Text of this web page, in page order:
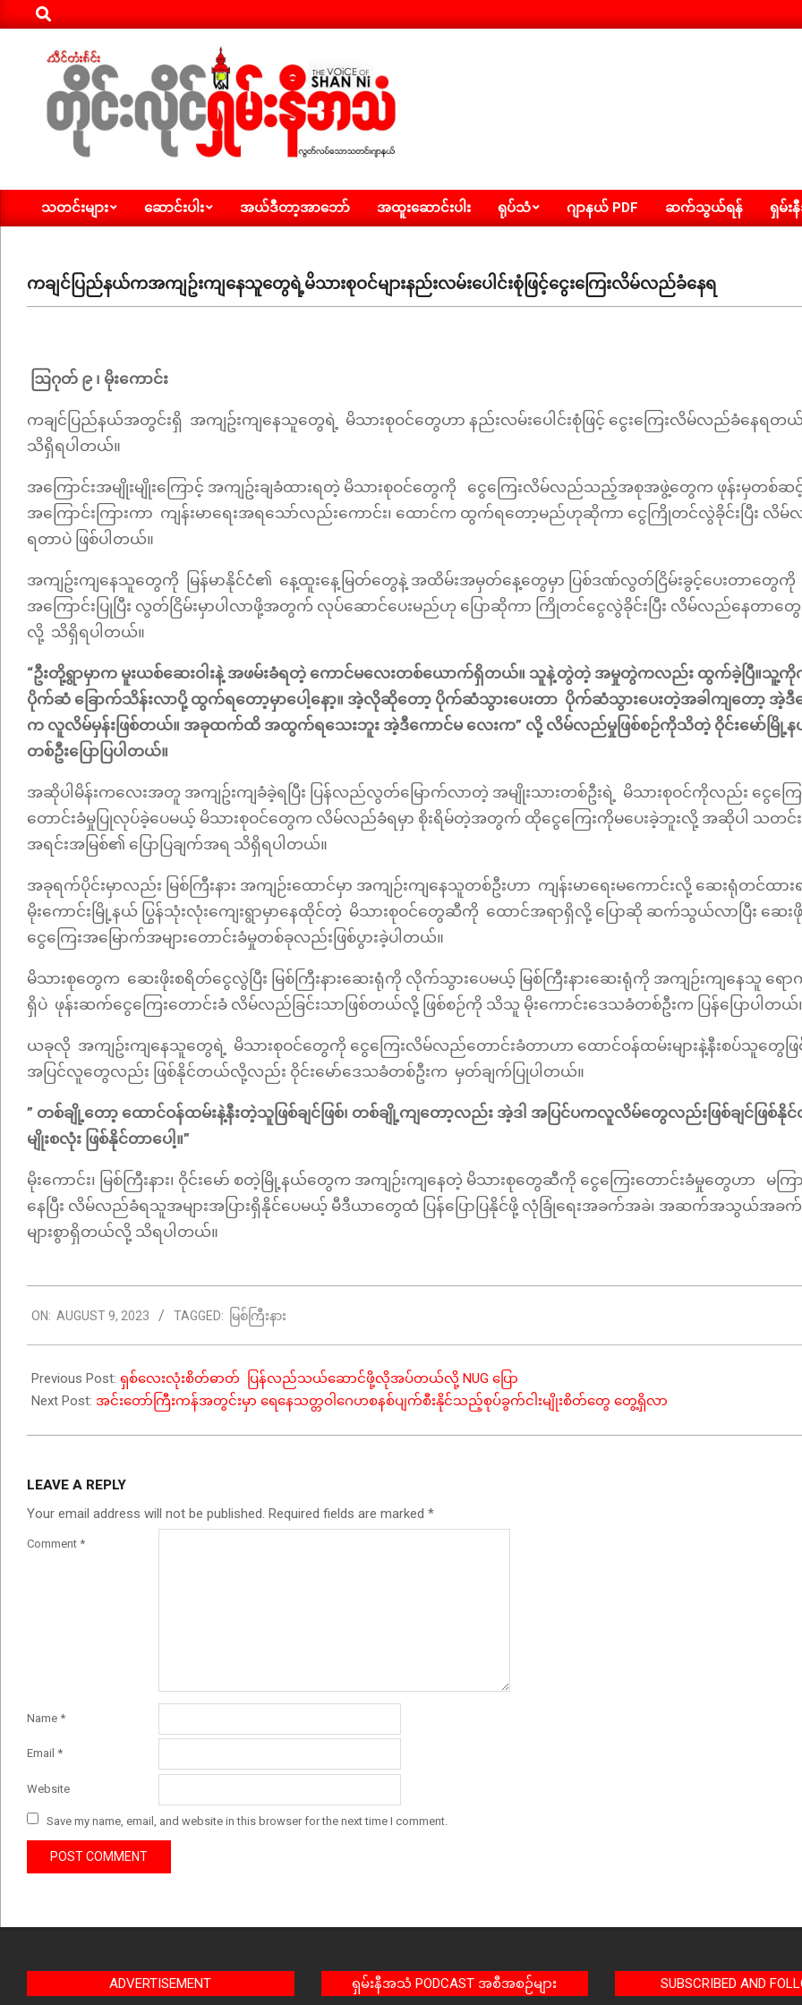
to
Search
ရှမ်း
နီ
သတင်း
Primary
သတင်းများ ဆောင်းပါး အယ်ဒီတာ့အာဘော် အထူးဆောင်းပါး ရုပ်သံ ဂျာနယ် PDF ဆက်သွယ်ရန် ရှမ်း
ကချင်ပြည်နယ်ကအကျဥ်းကျနေသူတွေရဲ့မိသားစုဝင်များနည်းလမ်းပေါင်းစုံဖြင့်ငွေးကြေးလိမ်လည်ခံနေရ
ဩဂုတ် ၉ ၊ မိုးကောင်း
ကချင်ပြည်နယ်အတွင်းရှိ အကျဥ်းကျနေသူတွေရဲ့ မိသားစုဝင်တွေဟာ နည်းလမ်းပေါင်းစုံဖြင့် ငွေးကြေးလိမ်လည်ခံနေရတ
သိရှိရပါတယ်။
အကြောင်းအမျိုးမျိုးကြောင့် အကျဥ်းချခံထားရတဲ့ မိသားစုဝင်တွေကို ငွေကြေးလိမ်လည်သည့်အစုအဖွဲ့တွေက ဖုန်းမှတ
အကြောင်းကြားကာ ကျန်းမာရေးအရသော်လည်းကောင်း၊ ထောင်က ထွက်ရတော့မည်ဟုဆိုကာ ငွေကြိုတင်လွဲခိုင်းပြီး လိမ်
ရတာပဲ ဖြစ်ပါတယ်။
အကျဥ်းကျနေသူတွေကို မြန်မာနိုင်ငံ၏ နေ့ထူးနေ့မြတ်တွေနဲ့ အထိမ်းအမှတ်နေ့တွေမှာ ပြစ်ဒဏ်လွတ်ငြိမ်းခွင့်ပေးတာတွေကို
အကြောင်းပြုပြီး လွတ်ငြိမ်းမှာပါလာဖို့အတွက် လုပ်ဆောင်ပေးမည်ဟု ပြောဆိုကာ ကြိုတင်ငွေလွဲခိုင်းပြီး လိမ်လည်နေတာ
လို့ သိရှိရပါတယ်။
“ဦးတို့ရွာမှာက မူးယစ်ဆေးဝါးနဲ့ အဖမ်းခံရတဲ့ ကောင်မလေးတစ်ယောက်ရှိတယ်။ သူနဲ့တွဲတဲ့ အမှုတွဲကလည်း ထွက်ခဲ့ပြီ။သူ့ကို
ပိုက်ဆံ ခြောက်သိန်းလာပို့ ထွက်ရတော့မှာပေါ့နော့။ အဲ့လိုဆိုတော့ ပိုက်ဆံသွားပေးတာ ပိုက်ဆံသွားပေးတဲ့အခါကျတော့ အဲ့
က လူလိမ်မှန်းဖြစ်တယ်။ အခုထက်ထိ အထွက်ရသေးဘူး အဲ့ဒီကောင်မ လေးက” လို့ လိမ်လည်မှုဖြစ်စဉ်ကိုသိတဲ့ ဝိုင်းမော်မြို့
တစ်ဦးပြောပြပါတယ်။
အဆိုပါမိန်းကလေးအတူ အကျဥ်းကျခံခဲ့ရပြီး ပြန်လည်လွတ်မြောက်လာတဲ့ အမျိုးသားတစ်ဦးရဲ့ မိသားစုဝင်ကိုလည်း ငွေက
တောင်းခံမှုပြုလုပ်ခဲ့ပေမယ့် မိသားစုဝင်တွေက လိမ်လည်ခံရမှာ စိုးရိမ်တဲ့အတွက် ထိုငွေကြေးကိုမပေးခဲ့ဘူးလို့ အဆိုပါ သတင်း
အရင်းအမြစ်၏ ပြောပြချက်အရ သိရှိရပါတယ်။
အခုရက်ပိုင်းမှာလည်း မြစ်ကြီးနား အကျဉ်းထောင်မှာ အကျဉ်းကျနေသူတစ်ဦးဟာ ကျန်းမာရေးမကောင်းလို့ ဆေးရုံတင်ထားရ
မိုးကောင်းမြို့နယ် ပြွန်သုံးလုံးကျေးရွာမှာနေထိုင်တဲ့ မိသားစုဝင်တွေဆီကို ထောင်အရာရှိလို့ ပြောဆို ဆက်သွယ်လာပြီး ဆေး
ငွေကြေးအမြောက်အများတောင်းခံမှုတစ်ခုလည်းဖြစ်ပွားခဲ့ပါတယ်။
မိသားစုတွေက ဆေးဖိုးစရိတ်ငွေလွဲပြီး မြစ်ကြီးနားဆေးရုံကို လိုက်သွားပေမယ့် မြစ်ကြီးနားဆေးရုံကို အကျဉ်းကျနေသူ ရော
ရှိပဲ ဖုန်းဆက်ငွေကြေးတောင်းခံ လိမ်လည်ခြင်းသာဖြစ်တယ်လို့ ဖြစ်စဉ်ကို သိသူ မိုးကောင်းဒေသခံတစ်ဦးက ပြန်ပြောပါတယ်
ယခုလို အကျဥ်းကျနေသူတွေရဲ့ မိသားစုဝင်တွေကို ငွေကြေးလိမ်လည်တောင်းခံတာဟာ ထောင်ဝန်ထမ်းများနဲ့နီးစပ်သူတွေဖ
အပြင်လူတွေလည်း ဖြစ်နိုင်တယ်လို့လည်း ဝိုင်းမော်ဒေသခံတစ်ဦးက မှတ်ချက်ပြုပါတယ်။
” တစ်ချို့တော့ ထောင်ဝန်ထမ်းနဲ့နီးတဲ့သူဖြစ်ချင်ဖြစ်၊ တစ်ချို့ကျတော့လည်း အဲ့ဒါ အပြင်ပကလူလိမ်တွေလည်းဖြစ်ချင်ဖြစ်နို
မျိုးစလုံး ဖြစ်နိုင်တာပေါ့။”
မိုးကောင်း၊ မြစ်ကြီးနား၊ ဝိုင်းမော် စတဲ့မြို့နယ်တွေက အကျဉ်းကျနေတဲ့ မိသားစုတွေဆီကို ငွေကြေးတောင်းခံမှုတွေဟာ မကြာ
နေပြီး လိမ်လည်ခံရသူအများအပြားရှိနိုင်ပေမယ့် မီဒီယာတွေထံ ပြန်ပြောပြနိုင်ဖို့ လုံခြုံရေးအခက်အခဲ၊ အဆက်အသွယ်အ
များစွာရှိတယ်လို့ သိရပါတယ်။
08-
09
ON: AUGUST 9, 2023 TAGGED: မြစ်ကြီးနား
Previous Post: ရှစ်လေးလုံးစိတ်ဓာတ် ပြန်လည်သယ်ဆောင်ဖို့လိုအပ်တယ်လို့ NUG ပြော
Next Post: အင်းတော်ကြီးကန်အတွင်းမှာ ရေနေသတ္တဝါဂေဟစနစ်ပျက်စီးနိုင်သည့်စုပ်ခွက်ငါးမျိုးစိတ်တွေ တွေ့ရှိလာ
LEAVE A REPLY
Your email address will not be published. Required fields are marked *
Comment *
Name *
Email *
Website
Save my name, email, and website in this browser for the next time I comment.
ADVERTISEMENT ရှမ်းနီအသံ PODCAST အစီအစဉ်များ SUBSCRIBED AND